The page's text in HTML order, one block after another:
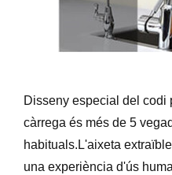
Disseny especial del codi
càrrega és més de 5
habituals.L'aixeta
una experiència d'ús